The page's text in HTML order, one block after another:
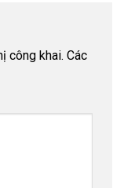
công khai. Các